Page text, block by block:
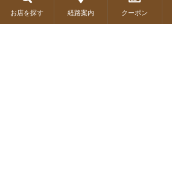
お店を探す 経路案内 クーポン